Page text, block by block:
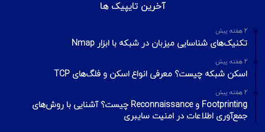
آخرین تایپیک ها
2 هفته پیش
تکنیک‌های شناسایی میزبان در شبکه با ابزار Nmap
2 هفته پیش
اسکن شبکه چیست؟ معرفی انواع اسکن و فلگ‌های TCP
2 هفته پیش
Footprinting و Reconnaissance چیست؟ آشنایی با روش‌های
جمع‌آوری اطلاعات در امنیت سایبری